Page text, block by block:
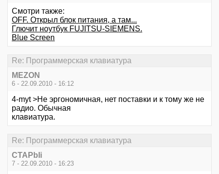
Смотри также:
OFF. Открыл блок питания, а там...
Глючит ноутбук FUJITSU-SIEMENS.
Blue Screen
Re: Программерская клавиатура
MEZON
6 - 22.09.2010 - 16:12
4-myt >Не эргономичная, нет поставки и к тому же не
радио. Обычная
клавиатура.
Re: Программерская клавиатура
CTAPbIi
7 - 22.09.2010 - 16:23